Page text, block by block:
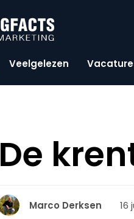
Veelgelezen
De
Marco Derksen 16